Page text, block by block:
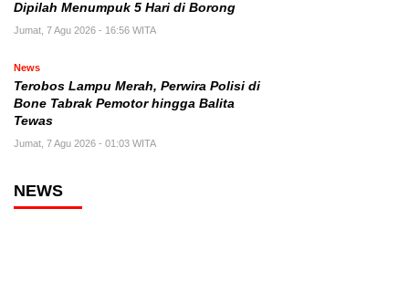
Dipilah Menumpuk 5 Hari di Borong
Jumat, 7 Agu 2026 - 16:56 WITA
News
Terobos Lampu Merah, Perwira Polisi di
Bone Tabrak Pemotor hingga Balita
Tewas
Jumat, 7 Agu 2026 - 01:03 WITA
NEWS